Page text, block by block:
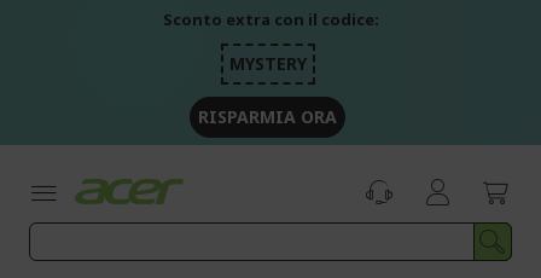
Sconto extra con il codice:
MYSTERY
RISPARMIA ORA